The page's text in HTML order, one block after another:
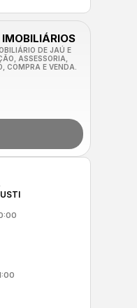
IMOBILIÁRIOS
DE JAÚ E
ASSESSORIA,
COMPRA E VENDA.